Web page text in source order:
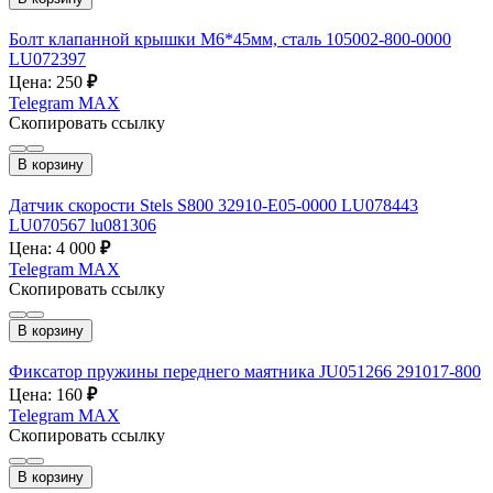
Болт клапанной крышки М6*45мм, сталь 105002-800-0000
LU072397
Цена: 250 ₽
Telegram MAX
Скопировать ссылку
В корзину
Датчик скорости Stels S800 32910-E05-0000 LU078443
LU070567 lu081306
Цена: 4 000 ₽
Telegram MAX
Скопировать ссылку
В корзину
Фиксатор пружины переднего маятника JU051266 291017-800
Цена: 160 ₽
Telegram MAX
Скопировать ссылку
В корзину